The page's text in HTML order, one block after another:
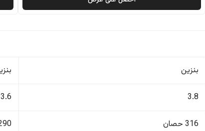
بنزين
3.8
3.6
316 حصان 290